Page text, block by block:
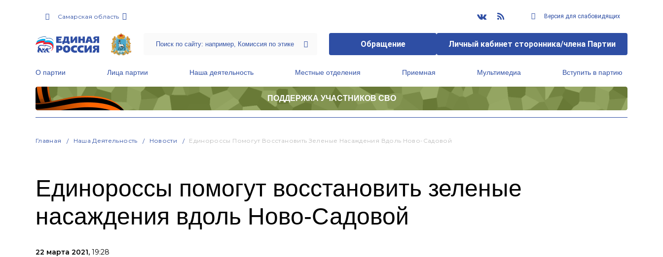
Самарская область Версия для слабовидящих
Обращение Личный кабинет сторонника/члена Партии
О партии Лица партии Наша деятельность Местные отделения Приемная Мультимедиа Вступить в партию
ПОДДЕРЖКА УЧАСТНИКОВ СВО
Главная Наша Деятельность Новости Единороссы Помогут Восстановить Зеленые Насаждения Вдоль Ново-Садовой
Единороссы помогут восстановить зеленые
насаждения вдоль Ново-Садовой
22 марта 2021, 19:28